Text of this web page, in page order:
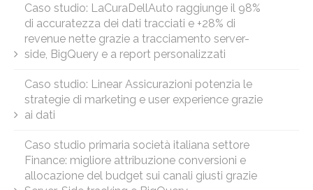
Caso studio: LaCuraDellAuto raggiunge il 98%
di accuratezza dei dati tracciati e +28% di
revenue nette grazie a tracciamento server-
side, BigQuery e a report personalizzati
Caso studio: Linear Assicurazioni potenzia le
strategie di marketing e user experience grazie
ai dati
Caso studio primaria società italiana settore
Finance: migliore attribuzione conversioni e
allocazione del budget sui canali giusti grazie